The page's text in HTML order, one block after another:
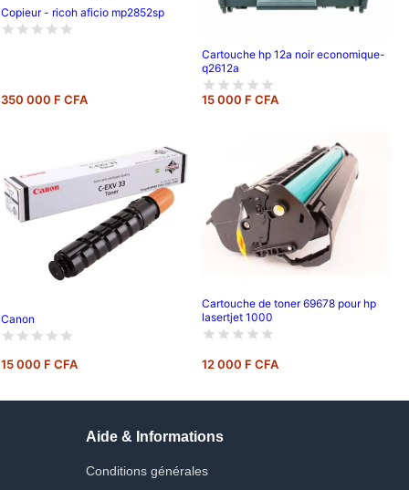
Copieur - ricoh aficio mp2852sp
350 000 F CFA
Cartouche hp 12a noir economique-
q2612a
15 000 F CFA
Canon
15 000 F CFA
Cartouche de toner 69678 pour hp
lasertjet 1000
12 000 F CFA
Aide & Informations
Conditions générales